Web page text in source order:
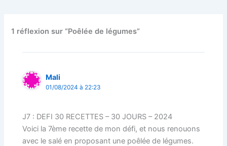
1 réflexion sur “Poêlée de légumes”
Mali
01/08/2024 à 22:23
J7 : DEFI 30 RECETTES – 30 JOURS – 2024
Voici la 7ème recette de mon défi, et nous renouons
avec le salé en proposant une poêlée de légumes.